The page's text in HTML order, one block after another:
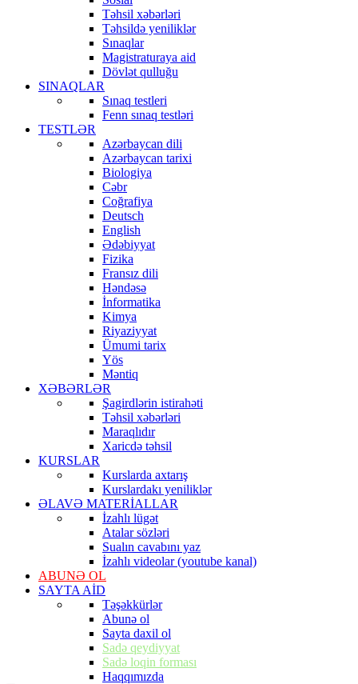
Təhsil xəbərləri
Təhsildə yeniliklər
Sınaqlar
Magistraturaya aid
Dövlət qulluğu
SINAQLAR
Sınaq testleri
Fenn sınaq testləri
TESTLƏR
Azərbaycan dili
Azərbaycan tarixi
Biologiya
Cəbr
Coğrafiya
Deutsch
English
Ədəbiyyat
Fizika
Fransız dili
Həndəsə
İnformatika
Kimya
Riyaziyyat
Ümumi tarix
Yös
Məntiq
XƏBƏRLƏR
Şagirdlərin istirahəti
Təhsil xəbərləri
Maraqlıdır
Xaricdə təhsil
KURSLAR
Kurslarda axtarış
Kurslardakı yeniliklər
ƏLAVƏ MATERİALLAR
İzahlı lügət
Atalar sözləri
Sualın cavabını yaz
İzahlı videolar (youtube kanal)
ABUNƏ OL
SAYTA AİD
Təşəkkürlər
Abunə ol
Sayta daxil ol
Sadə qeydiyyat
Sadə loqin forması
Haqqımızda